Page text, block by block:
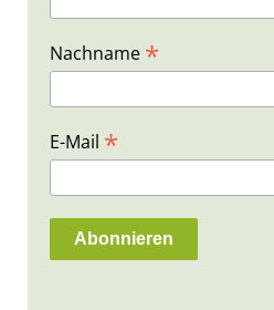
Nachname *
E-Mail *